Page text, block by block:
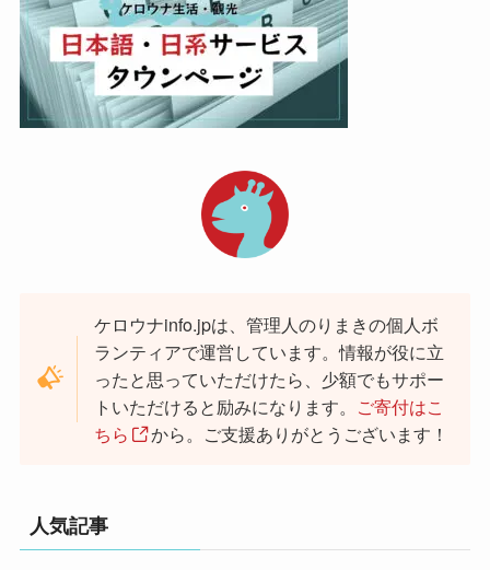
ケロウナinfo.jpは、管理人のりまきの個人ボ
ランティアで運営しています。情報が役に立
ったと思っていただけたら、少額でもサポー
トいただけると励みになります。 ご寄付はこ
ちら
から。ご支援ありがとうございます！
人気記事